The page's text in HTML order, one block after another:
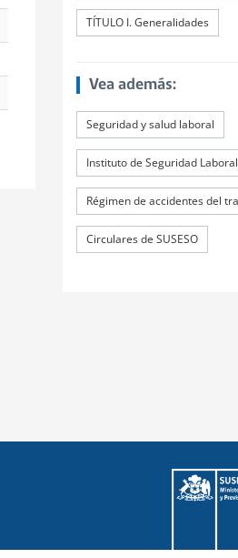
TÍTULO I. Generalidades
Vea además:
Seguridad y salud laboral
Instituto de Seguridad Laboral
Circulares de SUSESO